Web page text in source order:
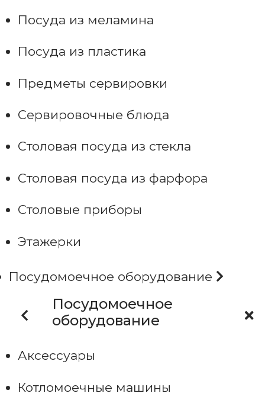
Посуда из меламина
Посуда из пластика
Предметы сервировки
Сервировочные блюда
Столовая посуда из стекла
Столовая посуда из фарфора
Столовые приборы
Этажерки
Посудомоечное оборудование
Посудомоечное
оборудование
Аксессуары
Котломоечные машины